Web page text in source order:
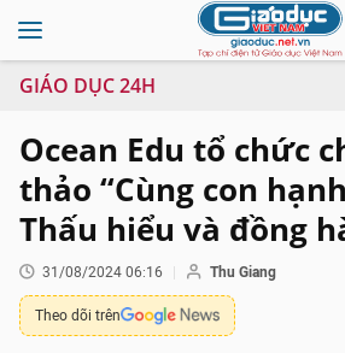
GIÁO DỤC 24H
Ocean Edu tổ chức
thảo “Cùng con
Thấu hiểu và đồng
31/08/2024 06:16 Thu Giang
Theo dõi trên